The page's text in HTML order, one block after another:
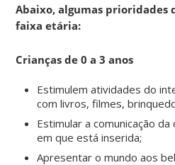
Abaixo, algumas prioridades
faixa etária:
Crianças de 0 a 3 anos
Estimulem atividades do
com livros, filmes,
Estimular a comunicação da
em que está inserida;
Apresentar o mundo aos